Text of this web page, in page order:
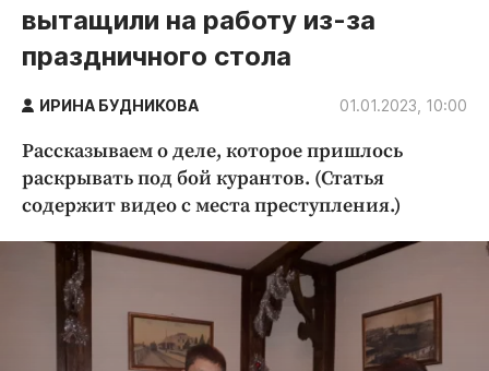
Народные новости
Авто и транспорт
Благоустройство
Культура
Недвижимость и ЖКХ
Общество
Погода
Праздники
Происшествия
вытащили на работу из-за
праздничного стола
ИРИНА БУДНИКОВА 01.01.2023, 10:00
Рассказываем о деле, которое пришлось
раскрывать под бой курантов. (Статья
содержит видео с места преступления.)